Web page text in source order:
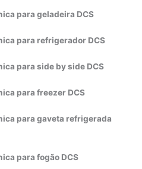
para geladeira DCS
para refrigerador DCS
para side by side DCS
para freezer DCS
para gaveta refrigerada
para fogão DCS